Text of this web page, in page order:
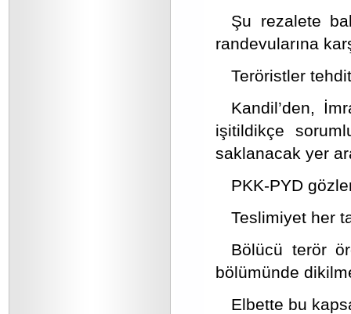
Şu rezalete
randevularına
Teröristler
Kandil’den,
işitildikçe
saklanacak yer
PKK-PYD
Teslimiyet her
Bölücü terör
bölümünde
Elbette bu